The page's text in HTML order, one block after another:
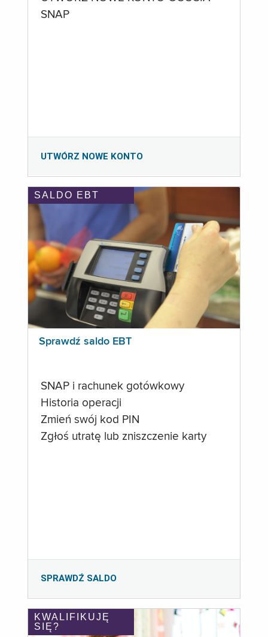
SNAP
UTWÓRZ NOWE KONTO
SALDO EBT
Sprawdź saldo EBT
SNAP i rachunek gotówkowy
Historia operacji
Zmień swój kod PIN
Zgłoś utratę lub zniszczenie karty
SPRAWDŹ SALDO
KWALIFIKUJĘ
SIĘ?